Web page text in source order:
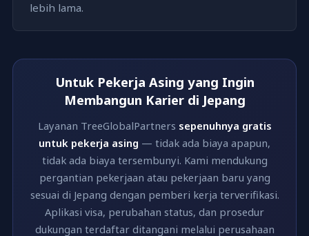
lebih lama.
Untuk Pekerja Asing yang Ingin
Membangun Karier di Jepang
Layanan TreeGlobalPartners sepenuhnya gratis
untuk pekerja asing — tidak ada biaya apapun,
tidak ada biaya tersembunyi. Kami mendukung
pergantian pekerjaan atau pekerjaan baru yang
sesuai di Jepang dengan pemberi kerja terverifikasi.
Aplikasi visa, perubahan status, dan prosedur
dukungan terdaftar ditangani melalui perusahaan